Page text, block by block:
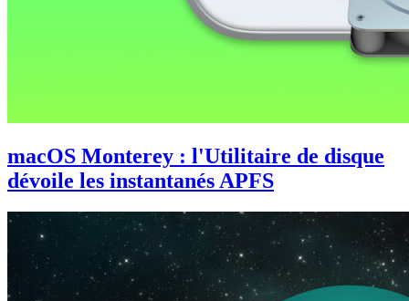
macOS Monterey : l'Utilitaire de disque
dévoile les instantanés APFS